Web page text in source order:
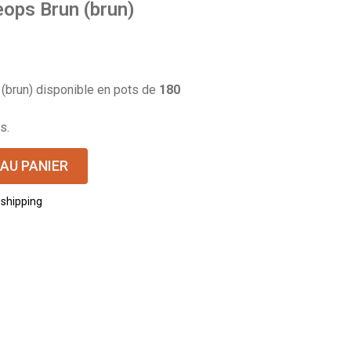
Brun (brun)
disponible en pots de 180
PANIER